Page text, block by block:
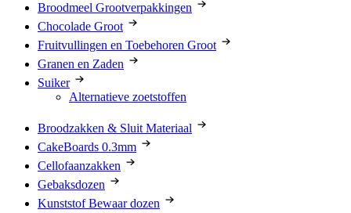
Broodmeel Grootverpakkingen
Chocolade Groot
Fruitvullingen en Toebehoren Groot
Granen en Zaden
Suiker
Alternatieve zoetstoffen
Broodzakken & Sluit Materiaal
CakeBoards 0.3mm
Cellofaanzakken
Gebaksdozen
Kunststof Bewaar dozen